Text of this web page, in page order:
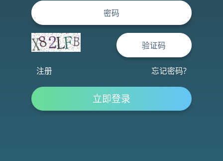
注册 忘记密码?